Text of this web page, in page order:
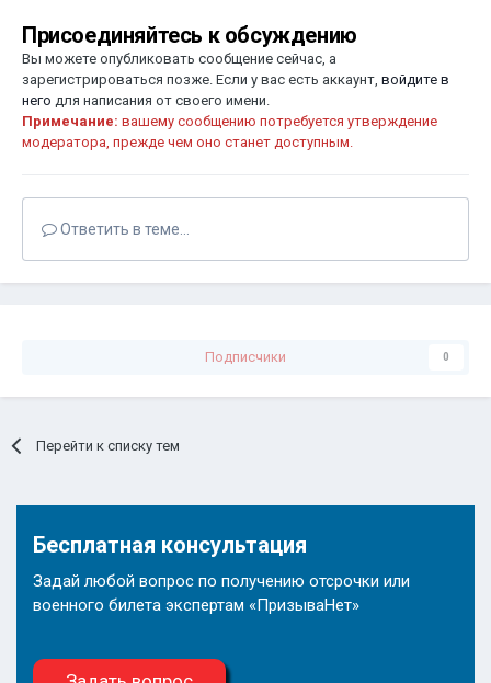
Присоединяйтесь к обсуждению
Вы можете опубликовать сообщение сейчас, а
зарегистрироваться позже. Если у вас есть аккаунт, войдите в
него для написания от своего имени.
Примечание: вашему сообщению потребуется утверждение
модератора, прежде чем оно станет доступным.
Ответить в теме...
Подписчики 0
Перейти к списку тем
Бесплатная консультация
Задай любой вопрос по получению отсрочки или
военного билета экспертам «ПризываНет»